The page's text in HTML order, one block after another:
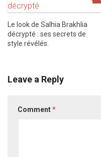
Le look de Salhia Brakhlia
décrypté : ses secrets de
style révélés.
Leave a Reply
Comment*